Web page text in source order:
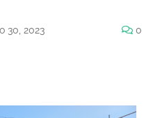
30, 2023 0